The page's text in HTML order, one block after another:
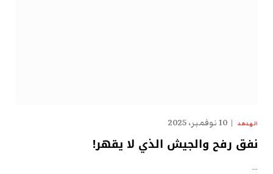
الهدهد 10 نوفمبر، 2025
نفق رفح والجيش الذي لا يقهر!
…